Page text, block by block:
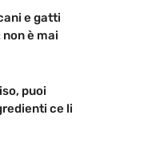
e gatti
è mai
puoi
ce li